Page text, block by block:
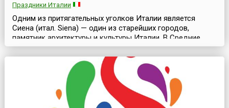
Праздники Италии
Одним из притягательных уголков Италии является
Сиена (итал. Siena) — один из старейших городов,
памятник архитектуры и культуры Италии. В Средние
века этот город, расположенный в западной части
страны, в Тоскане, был столицей сильной Сиенской
республики и уже в ту дальнюю эпоху хранил шедевры
итальянской готики мирового достоинства.Именно в
Средние века и зародилась традиция проводить в